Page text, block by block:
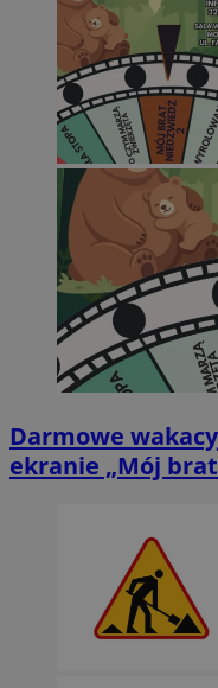
Darmowe
ekranie „Mój